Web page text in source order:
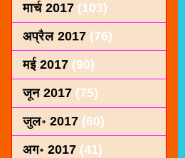
मार्च 2017 (103)
अप्रैल 2017 (76)
मई 2017 (90)
जून 2017 (75)
जुल॰ 2017 (60)
अग॰ 2017 (41)